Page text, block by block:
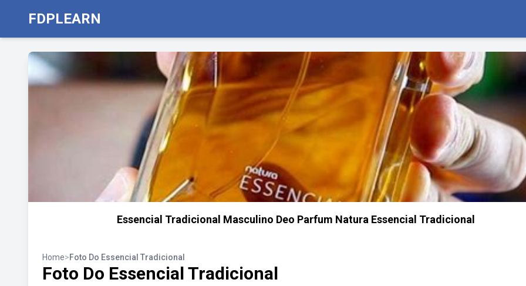
FDPLEARN
Essencial Tradicional Masculino Deo Parfum Natura Essencial Tradicional
Home>Foto Do Essencial Tradicional
Foto Do Essencial Tradicional